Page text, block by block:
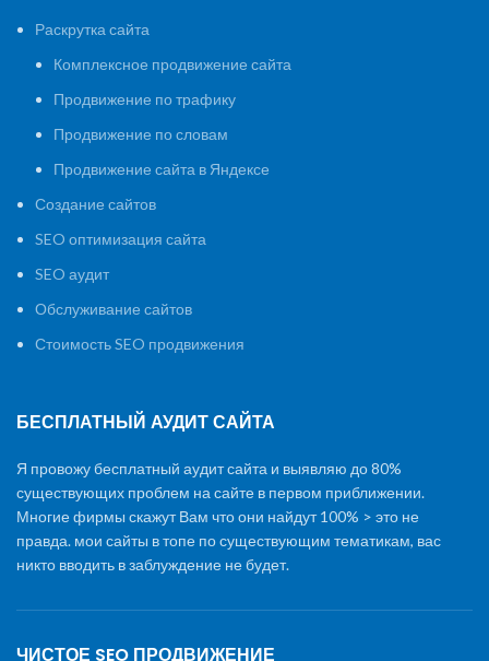
Раскрутка сайта
Комплексное продвижение сайта
Продвижение по трафику
Продвижение по словам
Продвижение сайта в Яндексе
Создание сайтов
SEO оптимизация сайта
SEO аудит
Обслуживание сайтов
Стоимость SEO продвижения
БЕСПЛАТНЫЙ АУДИТ САЙТА
Я провожу бесплатный аудит сайта и выявляю до 80%
существующих проблем на сайте в первом приближении.
Многие фирмы скажут Вам что они найдут 100% > это не
правда. мои сайты в топе по существующим тематикам, вас
никто вводить в заблуждение не будет.
ЧИСТОЕ SEO ПРОДВИЖЕНИЕ